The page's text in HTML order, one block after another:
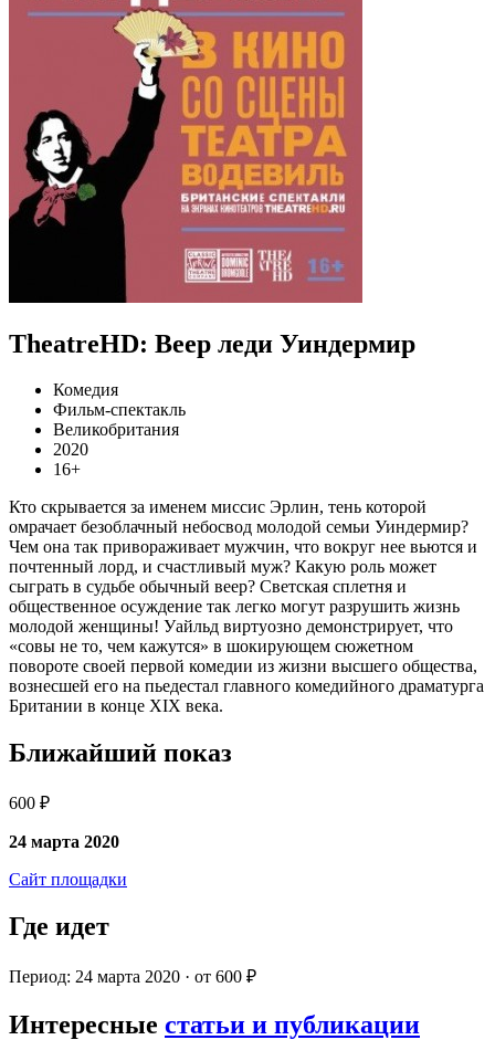
TheatreHD: Веер леди Уиндермир
Комедия
Фильм-спектакль
Великобритания
2020
16+
Кто скрывается за именем миссис Эрлин, тень которой
омрачает безоблачный небосвод молодой семьи Уиндермир?
Чем она так привораживает мужчин, что вокруг нее вьются и
почтенный лорд, и счастливый муж? Какую роль может
сыграть в судьбе обычный веер? Светская сплетня и
общественное осуждение так легко могут разрушить жизнь
молодой женщины! Уайльд виртуозно демонстрирует, что
«совы не то, чем кажутся» в шокирующем сюжетном
повороте своей первой комедии из жизни высшего общества,
вознесшей его на пьедестал главного комедийного драматурга
Британии в конце XIX века.
Ближайший показ
600 ₽
24 марта 2020
Сайт площадки
Где идет
Период: 24 марта 2020 · от 600 ₽
Интересные статьи и публикации